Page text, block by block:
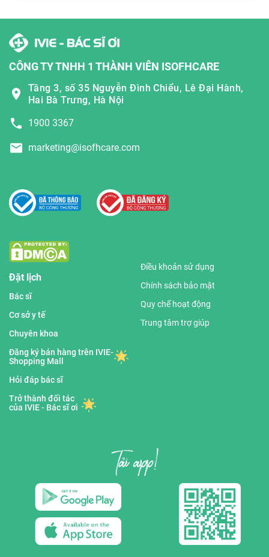
CÔNG TY TNHH 1 THÀNH VIÊN ISOFHCARE
Tầng 3, số 35 Nguyễn Đình Chiểu, Lê Đại Hành,
Hai Bà Trưng, Hà Nội
1900 3367
marketing@isofhcare.com
Đặt lịch
Bác sĩ
Cơ sở y tế
Chuyên khoa
Đăng ký bán hàng trên IVIE-
Shopping Mall
Hỏi đáp bác sĩ
Trở thành đối tác
của IVIE - Bác sĩ ơi
Điều khoản sử dụng
Chính sách bảo mật
Quy chế hoạt động
Trung tâm trợ giúp